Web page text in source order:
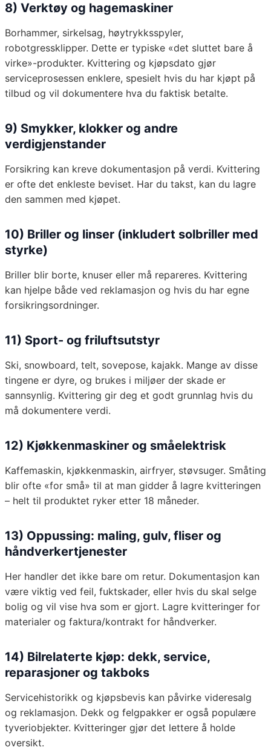
8) Verktøy og hagemaskiner
Borhammer, sirkelsag, høytrykksspyler,
robotgressklipper. Dette er typiske «det sluttet bare å
virke»-produkter. Kvittering og kjøpsdato gjør
serviceprosessen enklere, spesielt hvis du har kjøpt på
tilbud og vil dokumentere hva du faktisk betalte.
9) Smykker, klokker og andre
verdigjenstander
Forsikring kan kreve dokumentasjon på verdi. Kvittering
er ofte det enkleste beviset. Har du takst, kan du lagre
den sammen med kjøpet.
10) Briller og linser (inkludert solbriller med
styrke)
Briller blir borte, knuser eller må repareres. Kvittering
kan hjelpe både ved reklamasjon og hvis du har egne
forsikringsordninger.
11) Sport- og friluftsutstyr
Ski, snowboard, telt, sovepose, kajakk. Mange av disse
tingene er dyre, og brukes i miljøer der skade er
sannsynlig. Kvittering gir deg et godt grunnlag hvis du
må dokumentere verdi.
12) Kjøkkenmaskiner og småelektrisk
Kaffemaskin, kjøkkenmaskin, airfryer, støvsuger. Småting
blir ofte «for små» til at man gidder å lagre kvitteringen
– helt til produktet ryker etter 18 måneder.
13) Oppussing: maling, gulv, fliser og
håndverkertjenester
Her handler det ikke bare om retur. Dokumentasjon kan
være viktig ved feil, fuktskader, eller hvis du skal selge
bolig og vil vise hva som er gjort. Lagre kvitteringer for
materialer og faktura/kontrakt for håndverker.
14) Bilrelaterte kjøp: dekk, service,
reparasjoner og takboks
Servicehistorikk og kjøpsbevis kan påvirke videresalg
og reklamasjon. Dekk og felgpakker er også populære
tyveriobjekter. Kvitteringer gjør det lettere å holde
oversikt.